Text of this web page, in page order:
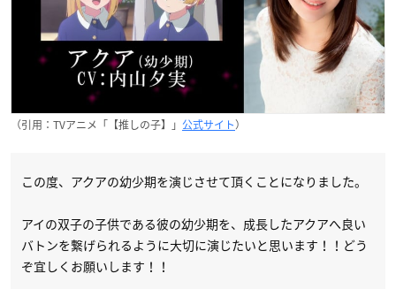
（引用：TVアニメ「【推しの子】」 公式サイト）
この度、アクアの幼少期を演じさせて頂くことになりました。
アイの双子の子供である彼の幼少期を、成長したアクアへ良い
バトンを繋げられるように大切に演じたいと思います！！どう
ぞ宜しくお願いします！！